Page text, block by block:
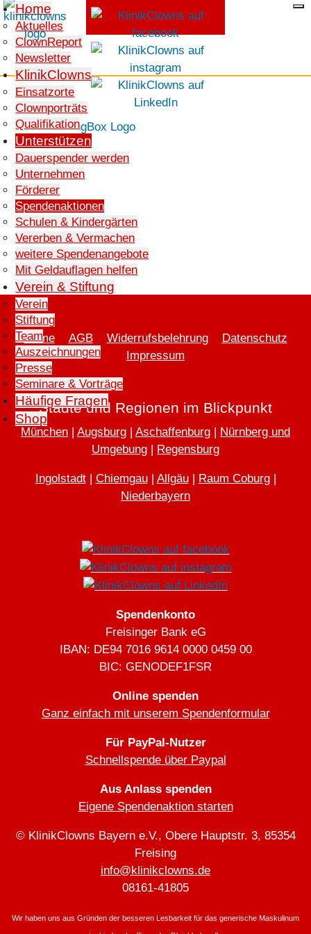
SPENDEN
Home
Aktuelles
ClownReport
Newsletter
KlinikClowns
Einsatzorte
Clownporträts
Qualifikation
Unterstützen
Dauerspender werden
Unternehmen
Förderer
Spendenaktionen
Schulen & Kindergärten
Vererben & Vermachen
weitere Spendenangebote
Mit Geldauflagen helfen
Verein & Stiftung
Verein
Stiftung
Team
Auszeichnungen
Presse
Seminare & Vorträge
Häufige Fragen
Shop
Home AGB Widerrufsbelehrung
Datenschutz
Impressum
Städte und Regionen im Blickpunkt
München | Augsburg | Aschaffenburg | Nürnberg und
Umgebung | Regensburg
Ingolstadt| Chiemgau| Allgäu| Raum Coburg|
Niederbayern
Spendenkonto
Freisinger Bank eG
IBAN: DE94 7016 9614 0000 0459 00
BIC: GENODEF1FSR
Online spenden
Ganz einfach mit unserem Spendenformular
Für PayPal-Nutzer
Schnellspende über Paypal
Aus Anlass spenden
Eigene Spendenaktion starten
© KlinikClowns Bayern e.V., Obere Hauptstr. 3, 85354
Freising
info@klinikclowns.de
08161-41805
Wir haben uns aus Gründen der besseren Lesbarkeit für das generische Maskulinum